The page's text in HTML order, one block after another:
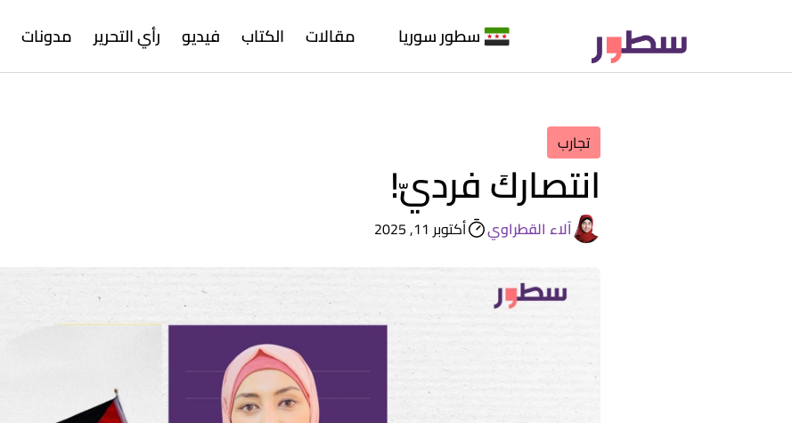
سطور سوريا مقالات الكتاب فيديو رأي التحرير مدونات
تجارب
انتصاركَ فرديّ!
آلاء القطراوي أكتوبر 11, 2025